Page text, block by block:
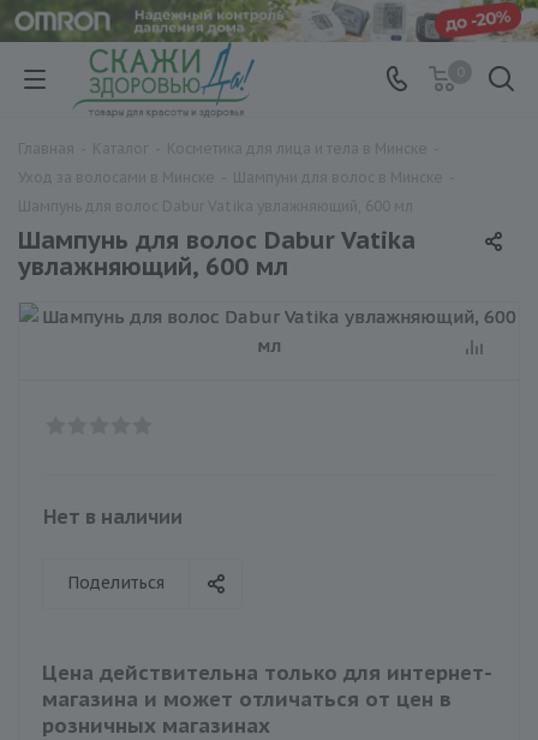
Шампунь для волос Dabur Vatika
увлажняющий, 600 мл
Нет в наличии
Поделиться
Цена действительна только для интернет-
магазина и может отличаться от цен в
розничных магазинах